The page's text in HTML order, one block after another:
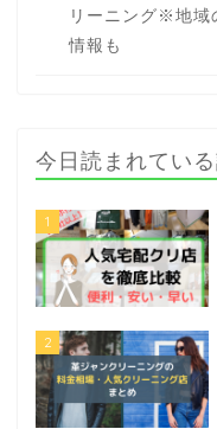
リーニング※地域
情報も
今日読まれてい
1
2